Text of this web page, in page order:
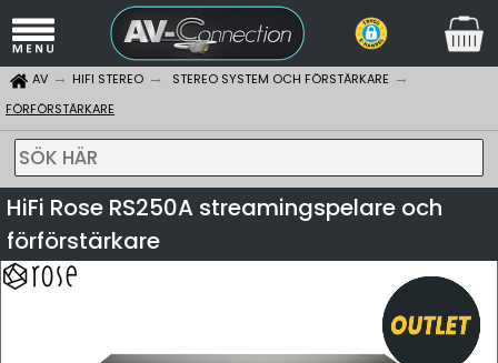
AV HIFI STEREO
STEREO SYSTEM OCH FÖRSTÄRKARE
FÖRFÖRSTÄRKARE
SÖK HÄR
HiFi Rose RS250A streamingspelare och
förförstärkare